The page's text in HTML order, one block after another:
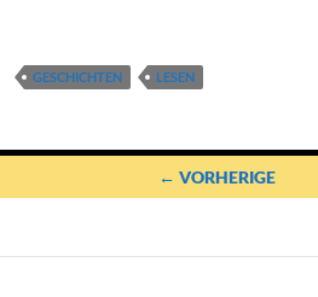
GESCHICHTEN LESEN
Beitragsnavigation
← VORHERIGE